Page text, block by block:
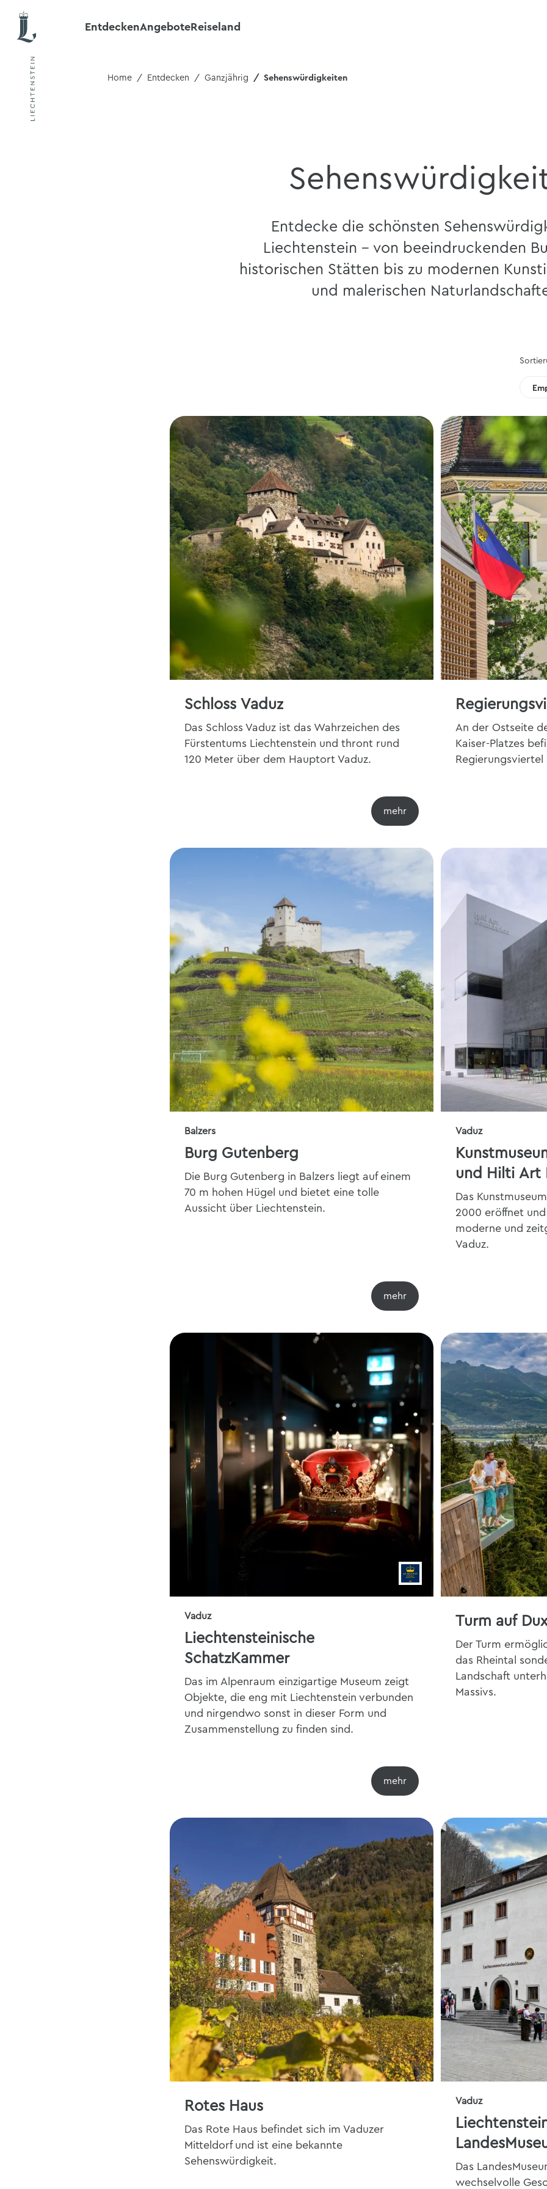
EntdeckenAngeboteReiseland
Home Entdecken Ganzjährig Sehenswürdigkeiten
Entdecke die schönsten
Liechtenstein – von beeindruckenden
historischen Stätten bis zu modernen
und malerischen
Schloss Vaduz
Das Schloss Vaduz ist das Wahrzeichen des
Fürstentums Liechtenstein und thront rund
120 Meter über dem Hauptort Vaduz.
An der Ostseite
Kaiser-Platzes
Regierungsviertel
Balzers
Burg Gutenberg
Die Burg Gutenberg in Balzers liegt auf einem
70 m hohen Hügel und bietet eine tolle
Aussicht über Liechtenstein.
Vaduz
und Hilti Art
Das
2000 eröffnet
moderne und
Vaduz.
Vaduz
Liechtensteinische
SchatzKammer
Das im Alpenraum einzigartige Museum zeigt
Objekte, die eng mit Liechtenstein verbunden
und nirgendwo sonst in dieser Form und
Zusammenstellung zu finden sind.
Turm auf Dux
Der Turm
das Rheintal
Landschaft
Massivs.
Rotes Haus
Das Rote Haus befindet sich im Vaduzer
Mitteldorf und ist eine bekannte
Sehenswürdigkeit.
Vaduz
Das
wechselvolle